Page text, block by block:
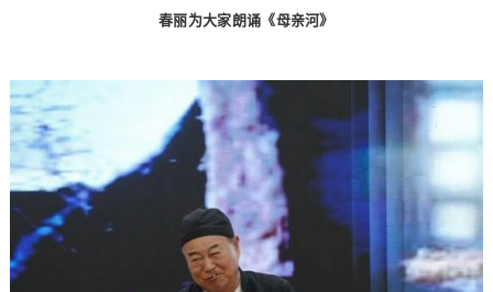
春丽为大家朗诵《母亲河》